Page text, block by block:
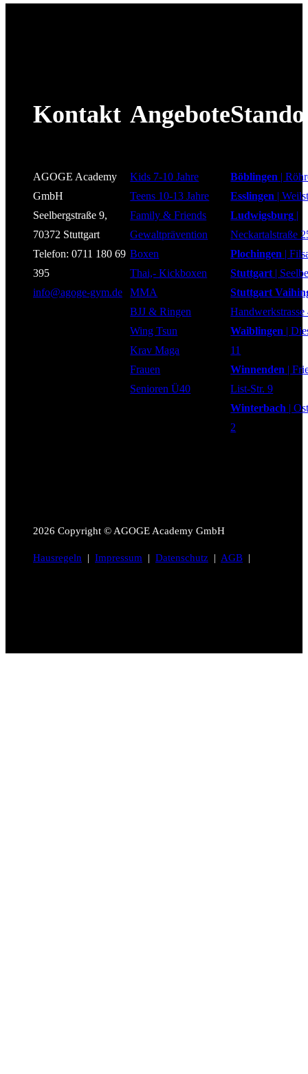
Kontakt
AGOGE Academy
GmbH
Seelbergstraße 9,
70372 Stuttgart
Telefon: 0711 180 69
395
info@agoge-gym.de
Angebote
Kids 7-10 Jahre
Teens 10-13 Jahre
Family & Friends
Gewaltprävention
Boxen
Thai,- Kickboxen
MMA
BJJ & Ringen
Wing Tsun
Krav Maga
Frauen
Senioren Ü40
Böblingen |
Esslingen |
Ludwigsburg |
Neckartalstraße
Plochingen |
Stuttgart |
Stuttgart
Handwerkstrasse
Waiblingen |
11
Winnenden |
List-Str. 9
Winterbach |
2
2026 Copyright © AGOGE Academy GmbH
Hausregeln | Impressum | Datenschutz | AGB |